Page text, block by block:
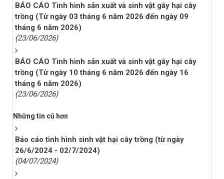
BÁO CÁO Tình hình sản xuất và sinh vật gây hại cây
trồng (Từ ngày 03 tháng 6 năm 2026 đến ngày 09
tháng 6 năm 2026)
(23/06/2026)
BÁO CÁO Tình hình sản xuất và sinh vật gây hại cây
trồng (Từ ngày 10 tháng 6 năm 2026 đến ngày 16
tháng 6 năm 2026)
(23/06/2026)
Những tin cũ hơn
Báo cáo tình hình sinh vật hại cây trồng (từ ngày
26/6/2024 - 02/7/2024)
(04/07/2024)